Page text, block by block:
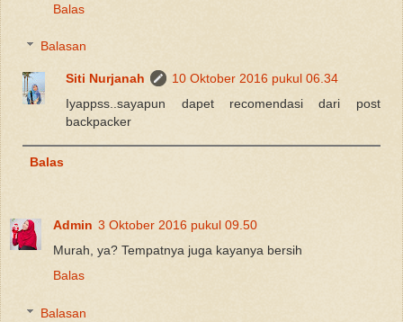
Balas
Balasan
Siti Nurjanah
10 Oktober 2016 pukul 06.34
Iyappss..sayapun dapet recomendasi dari post
backpacker
Balas
Admin 3 Oktober 2016 pukul 09.50
Murah, ya? Tempatnya juga kayanya bersih
Balas
Balasan